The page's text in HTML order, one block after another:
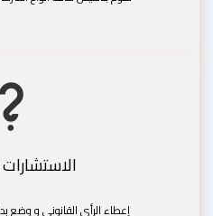
الاستشارات
إعطاء الرأى القانوني و وضع